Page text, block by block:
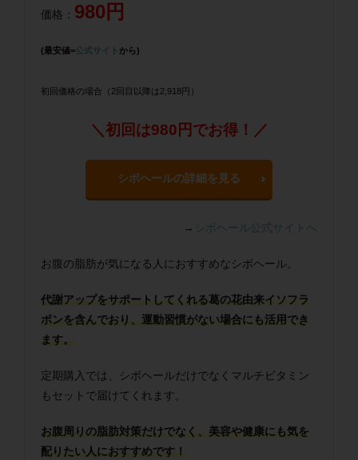
価格： 980円
(最安値=公式サイト から)
初回価格の場合（2回目以降は2,918円）
＼初回は980円でお得！／
シボヘールの詳細を見る
→ シボヘール公式サイトへ
お腹の脂肪が気になる人におすすめなシボヘール。
代謝アップをサポートしてくれる葛の花由来イソフラ
ボンを含んでおり、運動習慣がない場合にも活用でき
ます。
定期購入では、シボヘールだけでなくマルチビタミン
もセットで届けてくれます。
お腹周りの脂肪対策だけでなく、美容や健康にも気を
配りたい人におすすめです！